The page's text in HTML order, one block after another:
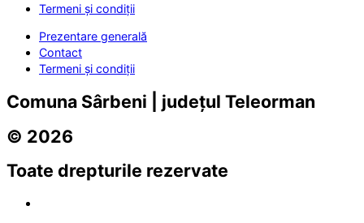
Termeni și condiții
Prezentare generală
Contact
Termeni și condiții
Comuna Sârbeni | județul Teleorman
© 2026
Toate drepturile rezervate